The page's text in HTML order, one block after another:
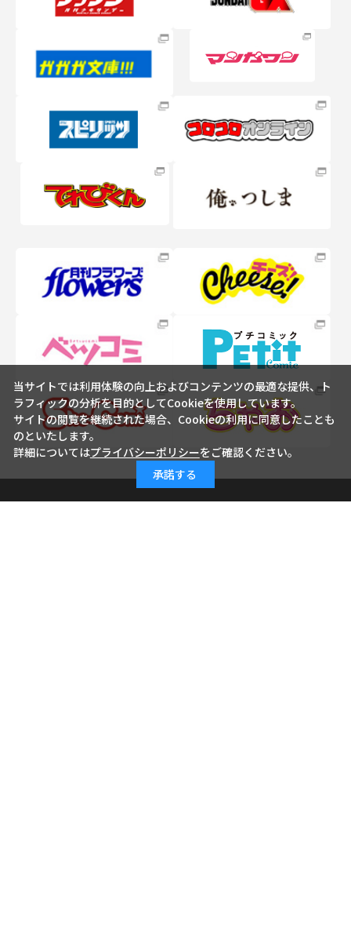
当サイトでは利用体験の向上およびコンテンツの最適な提供、ト
ラフィックの分析を目的としてCookieを使用しています。
サイトの閲覧を継続された場合、Cookieの利用に同意したことも
のといたします。
詳細についてはプライバシーポリシーをご確認ください。
承諾する